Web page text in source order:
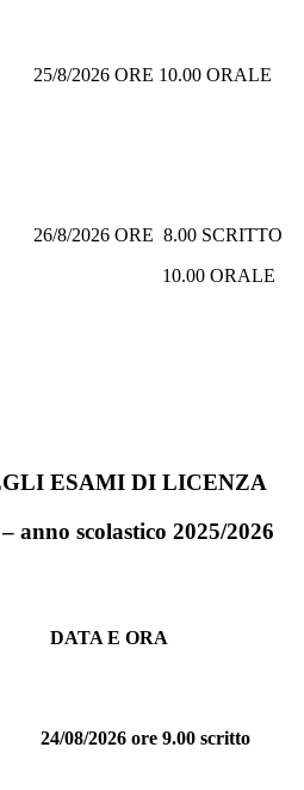
25/8/2026 ORE 10.00 ORALE
26/8/2026 ORE 8.00 SCRITTO
10.00 ORALE
ESAMI DI LICENZA
anno scolastico 2025/2026
DATA E ORA
24/08/2026 ore 9.00 scritto